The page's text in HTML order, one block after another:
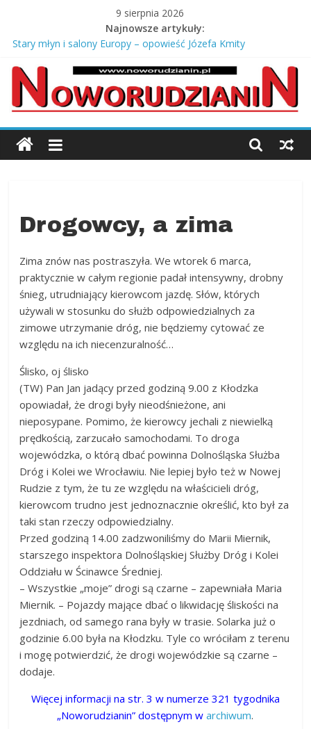
content
9 sierpnia 2026
Najnowsze artykuły:
Jak oceniasz stan dróg w swojej miejscowości?
Stary młyn i salony Europy – opowieść Józefa Kmity
Srebrne łańcuszki męskie pancerka – ponadczasowy styl i
męska elegancja
Jagody prosto z krzaczka
Noworudzianin.pl
Kłodzki,
Słupiec,
Jugów,
ziemia
kłodzka,
powiat
kłodzki,
Góry
Sowie,
Dolny
Śląsk,
informacje,
wiadomości,
wydarzenia
kulturalne,
sport,
reklama
Drogowcy, a zima
Zima znów nas postraszyła. We wtorek 6 marca,
praktycznie w całym regionie padał intensywny, drobny
śnieg, utrudniający kierowcom jazdę. Słów, których
używali w stosunku do służb odpowiedzialnych za
zimowe utrzymanie dróg, nie będziemy cytować ze
względu na ich niecenzuralność…
Ślisko, oj ślisko
(TW) Pan Jan jadący przed godziną 9.00 z Kłodzka
opowiadał, że drogi były nieodśnieżone, ani
nieposypane. Pomimo, że kierowcy jechali z niewielką
prędkością, zarzucało samochodami. To droga
wojewódzka, o którą dbać powinna Dolnośląska Służba
Dróg i Kolei we Wrocławiu. Nie lepiej było też w Nowej
Rudzie z tym, że tu ze względu na właścicieli dróg,
kierowcom trudno jest jednoznacznie określić, kto był za
taki stan rzeczy odpowiedzialny.
Przed godziną 14.00 zadzwoniliśmy do Marii Miernik,
starszego inspektora Dolnośląskiej Służby Dróg i Kolei
Oddziału w Ścinawce Średniej.
– Wszystkie „moje” drogi są czarne – zapewniała Maria
Miernik. – Pojazdy mające dbać o likwidację śliskości na
jezdniach, od samego rana były w trasie. Solarka już o
godzinie 6.00 była na Kłodzku. Tyle co wróciłam z terenu
i mogę potwierdzić, że drogi wojewódzkie są czarne –
dodaje.
Więcej informacji na str. 3 w numerze 321 tygodnika
„Noworudzianin” dostępnym w archiwum.